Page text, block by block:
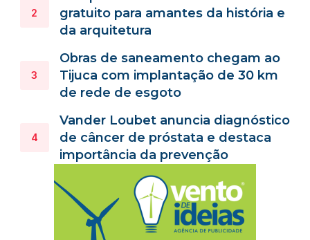
gratuito para amantes da história e
da arquitetura
Obras de saneamento chegam ao
Tijuca com implantação de 30 km
de rede de esgoto
Vander Loubet anuncia diagnóstico
de câncer de próstata e destaca
importância da prevenção